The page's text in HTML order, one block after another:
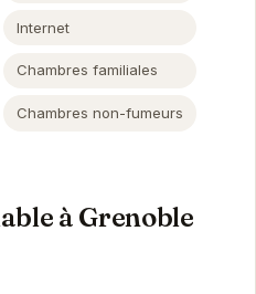
Internet
Chambres familiales
Chambres non-fumeurs
à Grenoble